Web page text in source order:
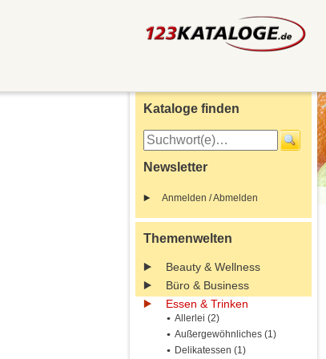
Kataloge finden
Newsletter
Anmelden / Abmelden
Themenwelten
Beauty & Wellness
Büro & Business
Essen & Trinken
Allerlei (2)
Außergewöhnliches (1)
Delikatessen (1)